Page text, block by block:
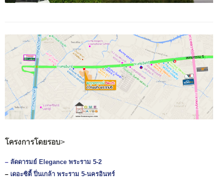
โครงการโดยรอบ>
– ลัดดารมย์ Elegance พระราม 5-2
– เดอะซิตี้ ปิ่นเกล้า พระราม 5-นครอินทร์